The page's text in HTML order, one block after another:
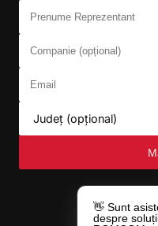
Prenume Reprezentant
Companie (opțional)
Email
Județ (opțional)
👋 Sunt
despre